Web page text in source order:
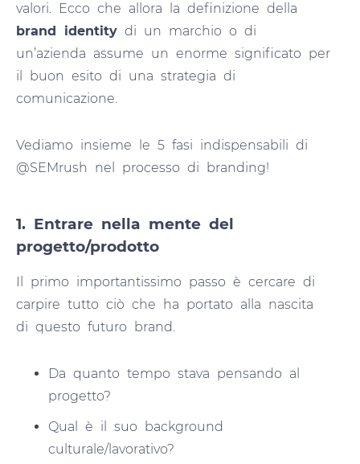
valori. Ecco che allora la definizione della
brand identity di un marchio o di
un’azienda assume un enorme significato per
il buon esito di una strategia di
comunicazione.
Vediamo insieme le 5 fasi indispensabili di
@SEMrush nel processo di branding!
1. Entrare nella mente del
progetto/prodotto
Il primo importantissimo passo è cercare di
carpire tutto ciò che ha portato alla nascita
di questo futuro brand.
Da quanto tempo stava pensando al
progetto?
Qual è il suo background
culturale/lavorativo?